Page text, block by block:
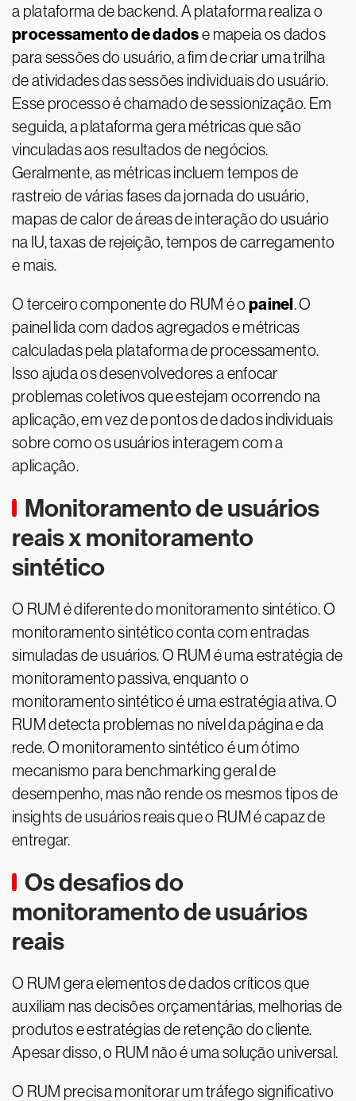
a plataforma de backend. A plataforma realiza o
processamento de dadose mapeia os dados
para sessões do usuário, a fim de criar uma trilha
de atividades das sessões individuais do usuário.
Esse processo é chamado de sessionização. Em
seguida, a plataforma gera métricas que são
vinculadas aos resultados de negócios.
Geralmente, as métricas incluem tempos de
rastreio de várias fases da jornada do usuário,
mapas de calor de áreas de interação do usuário
na IU, taxas de rejeição, tempos de carregamento
e mais.
O terceiro componente do RUM é o painel. O
painel lida com dados agregados e métricas
calculadas pela plataforma de processamento.
Isso ajuda os desenvolvedores a enfocar
problemas coletivos que estejam ocorrendo na
aplicação, em vez de pontos de dados individuais
sobre como os usuários interagem com a
aplicação.
Monitoramento de usuários
reais x monitoramento
sintético
O RUM é diferente do monitoramento sintético. O
monitoramento sintético conta com entradas
simuladas de usuários. O RUM é uma estratégia de
monitoramento passiva, enquanto o
monitoramento sintético é uma estratégia ativa. O
RUM detecta problemas no nível da página e da
rede. O monitoramento sintético é um ótimo
mecanismo para benchmarking geral de
desempenho, mas não rende os mesmos tipos de
insights de usuários reais que o RUM é capaz de
entregar.
Os desafios do
monitoramento de usuários
reais
O RUM gera elementos de dados críticos que
auxiliam nas decisões orçamentárias, melhorias de
produtos e estratégias de retenção do cliente.
Apesar disso, o RUM não é uma solução universal.
O RUM precisa monitorar um tráfego significativo